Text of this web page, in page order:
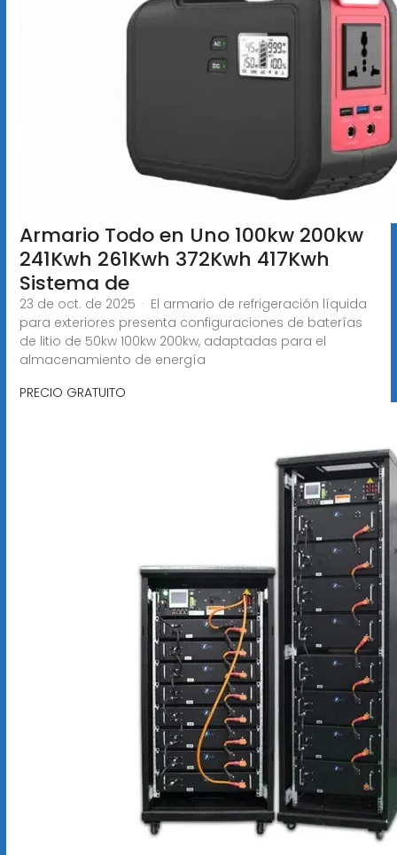
Armario Todo en Uno 100kw 200kw
241Kwh 261Kwh 372Kwh 417Kwh
Sistema de
23 de oct. de 2025 · El armario de refrigeración líquida
para exteriores presenta configuraciones de baterías
de litio de 50kw 100kw 200kw, adaptadas para el
almacenamiento de energía
PRECIO GRATUITO